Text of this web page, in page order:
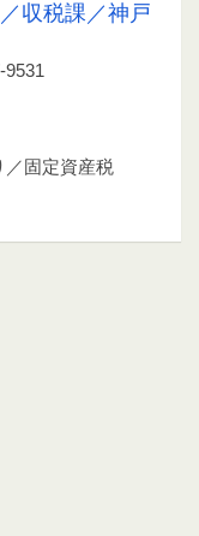
収税課／神戸
9531
／固定資産税